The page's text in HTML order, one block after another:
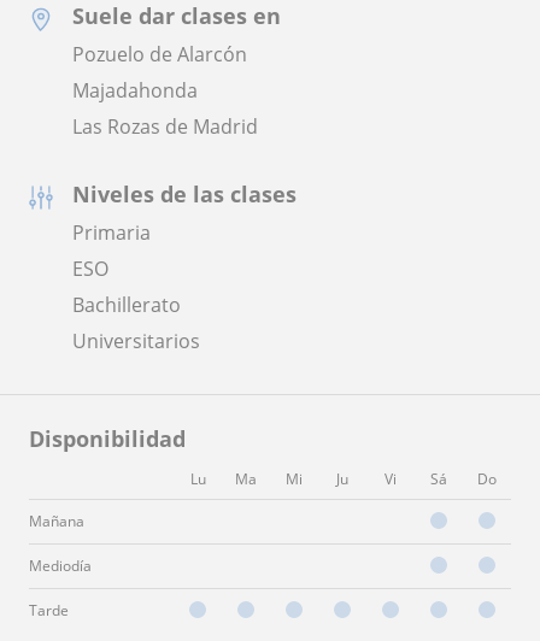
Suele dar clases en
Pozuelo de Alarcón
Majadahonda
Las Rozas de Madrid
Niveles de las clases
Primaria
ESO
Bachillerato
Universitarios
Disponibilidad
Lu Ma Mi Ju Vi Sá Do
Mañana
Mediodía
Tarde